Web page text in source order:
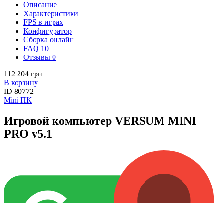
Описание
Характеристики
FPS в играх
Конфигуратор
Сборка онлайн
FAQ 10
Отзывы 0
112 204 грн
В корзину
ID 80772
Mini ПК
Игровой компьютер VERSUM MINI
PRO v5.1